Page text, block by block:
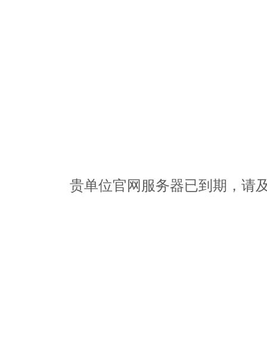
贵单位官网服务器已到期，请